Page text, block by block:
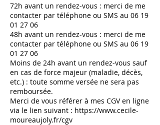
72h avant un rendez-vous : merci de me
contacter par téléphone ou SMS au 06 19
01 27 06
48h avant un rendez-vous : merci de me
contacter par téléphone ou SMS au 06 19
01 27 06
Moins de 24h avant un rendez-vous sauf
en cas de force majeur (maladie, décès,
etc.) : toute somme versée ne sera pas
remboursée.
Merci de vous référer à mes CGV en ligne
via le lien suivant : https://www.cecile-
moureaujoly.fr/cgv